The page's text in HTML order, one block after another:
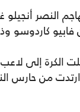
كاردوسو
الثاني، تحسن أداء العين، وفي
من حارس